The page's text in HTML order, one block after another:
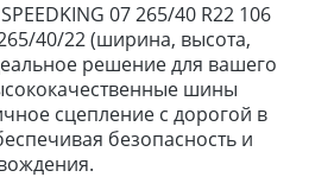
07 265/40 R22 106
40/22 (ширина, высота,
решение для вашего
шины
сцепление с дорогой в
безопасность и